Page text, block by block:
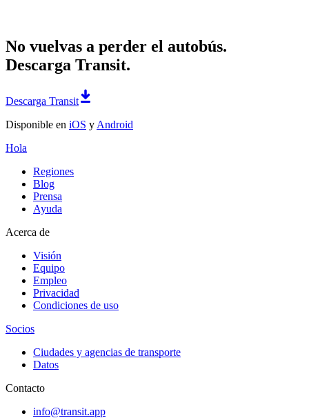
No vuelvas a perder el autobús.
Descarga Transit.
Descarga Transit
Disponible en iOS y Android
Hola
Regiones
Blog
Prensa
Ayuda
Acerca de
Visión
Equipo
Empleo
Privacidad
Condiciones de uso
Socios
Ciudades y agencias de transporte
Datos
Contacto
info@transit.app